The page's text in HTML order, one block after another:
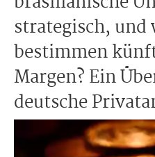
strategisch, und
bestimmen
Margen? Ein
deutsche